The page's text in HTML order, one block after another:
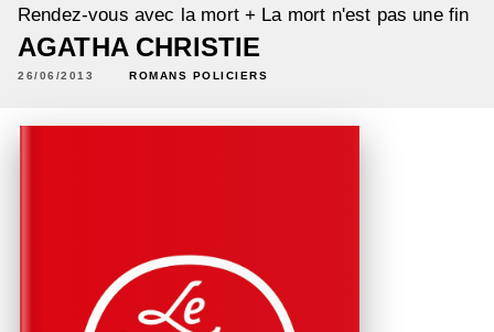
Rendez-vous avec la mort + La mort n'est pas une fin
AGATHA CHRISTIE
26/06/2013 ROMANS POLICIERS